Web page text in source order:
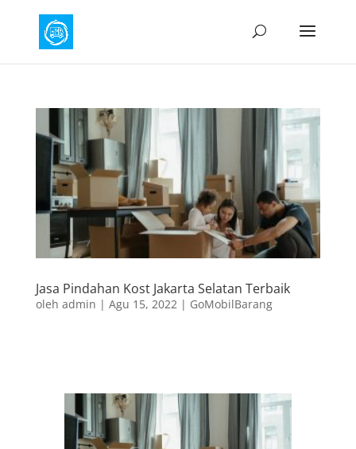
Jasa Pindahan Kost Jakarta Selatan Terbaik
oleh admin | Agu 15, 2022 | GoMobilBarang